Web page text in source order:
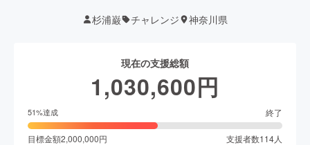
杉浦巌 チャレンジ 神奈川県
現在の支援総額
1,030,600円
51%達成 終了
目標金額2,000,000円 支援者数114人